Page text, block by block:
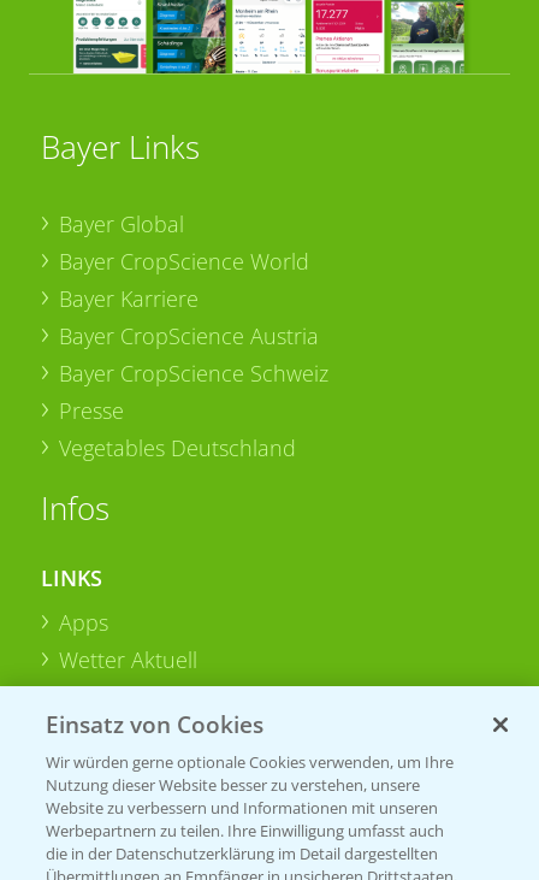
Bayer Links
Bayer Global
Bayer CropScience World
Bayer Karriere
Bayer CropScience Austria
Bayer CropScience Schweiz
Presse
Vegetables Deutschland
Infos
LINKS
Apps
Wetter Aktuell
BROSCHÜREN
Ackerbau
Saatgut
Sonderkulturen
Einsatz von Cookies
Wir würden gerne optionale Cookies verwenden, um Ihre
Nutzung dieser Website besser zu verstehen, unsere
Website zu verbessern und Informationen mit unseren
Werbepartnern zu teilen. Ihre Einwilligung umfasst auch
die in der Datenschutzerklärung im Detail dargestellten